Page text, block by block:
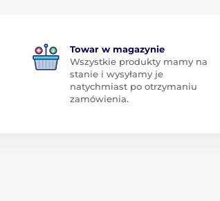
Towar w magazynie
Wszystkie produkty mamy na
stanie i wysyłamy je
natychmiast po otrzymaniu
zamówienia.